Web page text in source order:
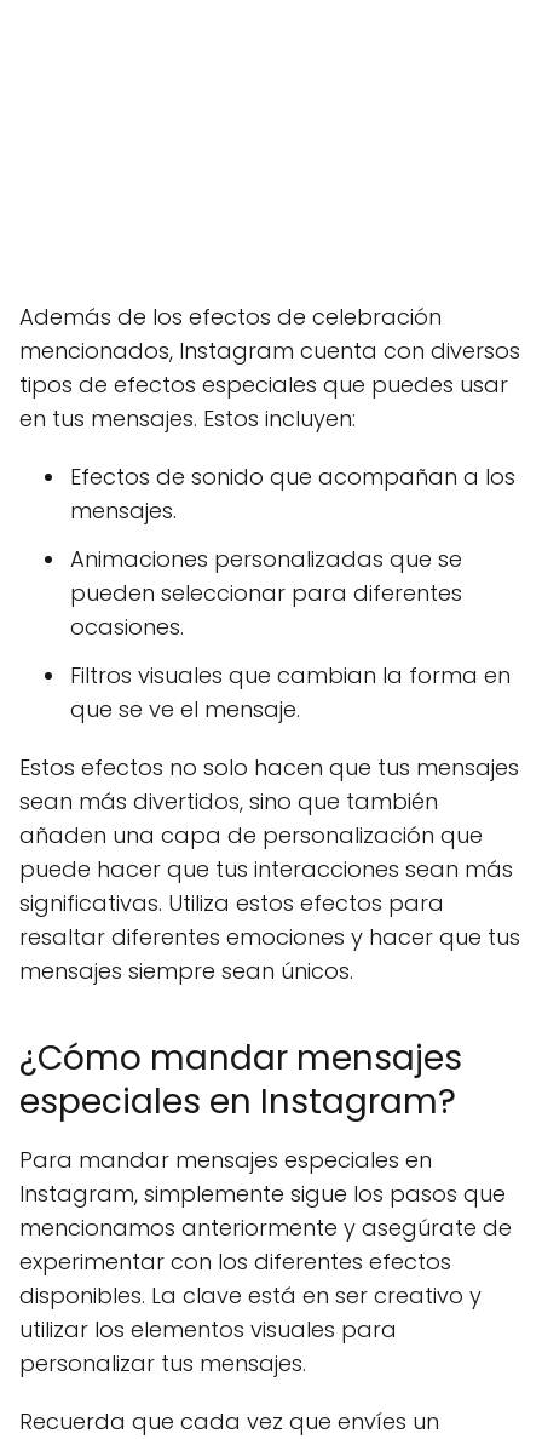
Además de los efectos de celebración
mencionados, Instagram cuenta con diversos
tipos de efectos especiales que puedes usar
en tus mensajes. Estos incluyen:
Efectos de sonido que acompañan a los
mensajes.
Animaciones personalizadas que se
pueden seleccionar para diferentes
ocasiones.
Filtros visuales que cambian la forma en
que se ve el mensaje.
Estos efectos no solo hacen que tus mensajes
sean más divertidos, sino que también
añaden una capa de personalización que
puede hacer que tus interacciones sean más
significativas. Utiliza estos efectos para
resaltar diferentes emociones y hacer que tus
mensajes siempre sean únicos.
¿Cómo mandar mensajes
especiales en Instagram?
Para mandar mensajes especiales en
Instagram, simplemente sigue los pasos que
mencionamos anteriormente y asegúrate de
experimentar con los diferentes efectos
disponibles. La clave está en ser creativo y
utilizar los elementos visuales para
personalizar tus mensajes.
Recuerda que cada vez que envíes un